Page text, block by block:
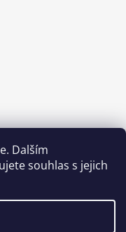
Dalším
souhlas s jejich